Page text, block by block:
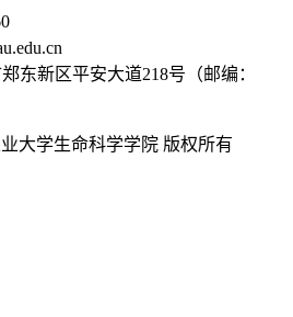
东新区平安大道218号（邮编：
大学生命科学学院 版权所有